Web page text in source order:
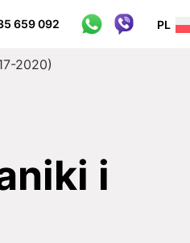
659 092 PL
2020)
i